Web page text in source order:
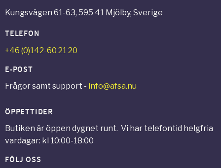
Kungsvägen 61-63, 595 41 Mjölby, Sverige
TELEFON
+46 (0)142-60 21 20
E-POST
Frågor samt support - info@afsa.nu
ÖPPETTIDER
Butiken är öppen dygnet runt. Vi har telefontid helgfria
vardagar: kl 10:00-18:00
FÖLJ OSS